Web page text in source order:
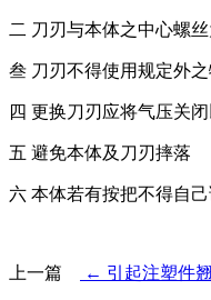
二 刀刃与本体之中心螺
叁 刀刃不得使用规定外
四 更换刀刃应将气压关
五 避免本体及刀刃摔落
六 本体若有按把不得自
上一篇 ← 引起注塑件